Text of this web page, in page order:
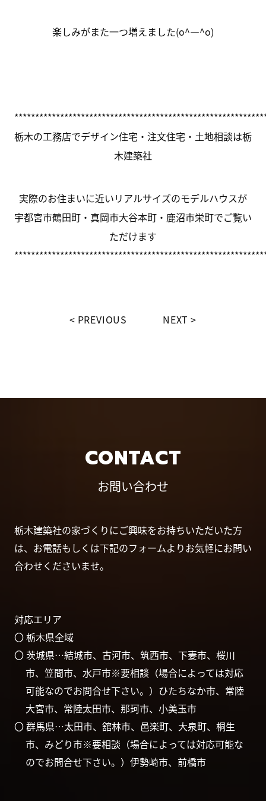
楽しみがまた一つ増えました(o^―^o)
栃木の工務店でデザイン住宅・注文住宅・土地相談は栃
木建築社
実際のお住まいに近いリアルサイズのモデルハウスが
宇都宮市鶴田町・真岡市大谷本町・鹿沼市栄町でご覧い
ただけます
PREVIOUS NEXT
CONTACT
お問い合わせ
栃木建築社の家づくりにご興味をお持ちいただいた方
は、お電話もしくは下記のフォームよりお気軽にお問い
合わせくださいませ。
対応エリア
〇 栃木県全域
〇 茨城県…結城市、古河市、筑西市、下妻市、桜川
市、笠間市、水戸市※要相談（場合によっては対応
可能なのでお問合せ下さい。）ひたちなか市、常陸
大宮市、常陸太田市、那珂市、小美玉市
〇 群馬県…太田市、舘林市、邑楽町、大泉町、桐生
市、みどり市※要相談（場合によっては対応可能な
のでお問合せ下さい。）伊勢崎市、前橋市